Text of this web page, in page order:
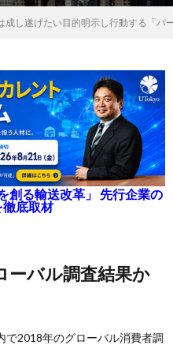
成し遂げたい目的明示し行動する「パ
創る輸送改革」 先行企業の
底取材
で2018年のグローバル消費者調